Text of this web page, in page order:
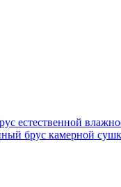
естественной
брус камерной